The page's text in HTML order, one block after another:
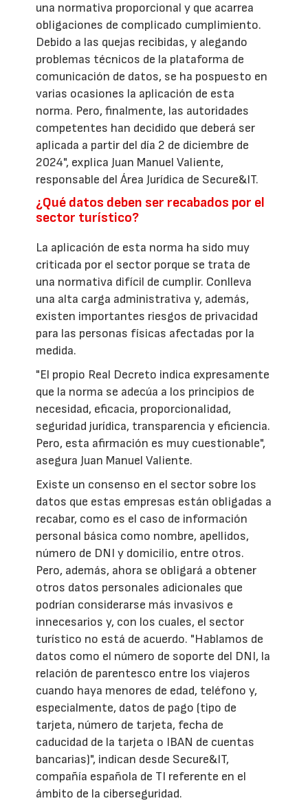
una normativa proporcional y que acarrea
obligaciones de complicado cumplimiento.
Debido a las quejas recibidas, y alegando
problemas técnicos de la plataforma de
comunicación de datos, se ha pospuesto en
varias ocasiones la aplicación de esta
norma. Pero, finalmente, las autoridades
competentes han decidido que deberá ser
aplicada a partir del día 2 de diciembre de
2024", explica Juan Manuel Valiente,
responsable del Área Jurídica de Secure&IT.
¿Qué datos deben ser recabados por el
sector turístico?
La aplicación de esta norma ha sido muy
criticada por el sector porque se trata de
una normativa difícil de cumplir. Conlleva
una alta carga administrativa y, además,
existen importantes riesgos de privacidad
para las personas físicas afectadas por la
medida.
"El propio Real Decreto indica expresamente
que la norma se adecúa a los principios de
necesidad, eficacia, proporcionalidad,
seguridad jurídica, transparencia y eficiencia.
Pero, esta afirmación es muy cuestionable",
asegura Juan Manuel Valiente.
Existe un consenso en el sector sobre los
datos que estas empresas están obligadas a
recabar, como es el caso de información
personal básica como nombre, apellidos,
número de DNI y domicilio, entre otros.
Pero, además, ahora se obligará a obtener
otros datos personales adicionales que
podrían considerarse más invasivos e
innecesarios y, con los cuales, el sector
turístico no está de acuerdo. "Hablamos de
datos como el número de soporte del DNI, la
relación de parentesco entre los viajeros
cuando haya menores de edad, teléfono y,
especialmente, datos de pago (tipo de
tarjeta, número de tarjeta, fecha de
caducidad de la tarjeta o IBAN de cuentas
bancarias)", indican desde Secure&IT,
compañía española de TI referente en el
ámbito de la ciberseguridad.